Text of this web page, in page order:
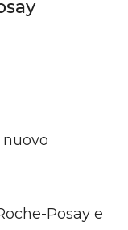
nuovo
Posay e